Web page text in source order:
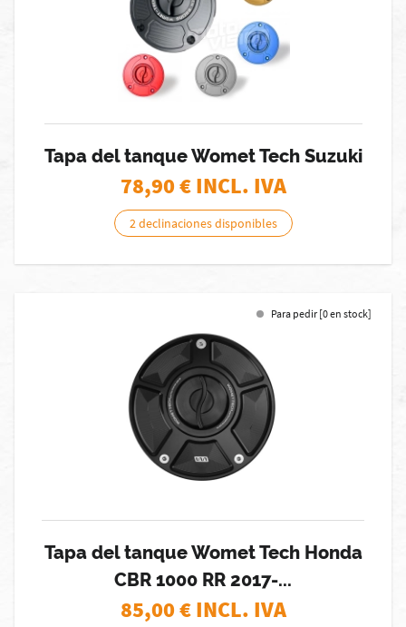
Tapa del tanque Womet Tech Suzuki
78,90€ INCL. IVA
2 declinaciones disponibles
Para pedir [0 en stock]
Tapa del tanque Womet Tech Honda
CBR 1000 RR 2017-...
85,00€ INCL. IVA